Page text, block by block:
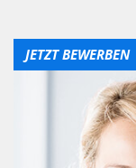
JETZT BEWERBEN